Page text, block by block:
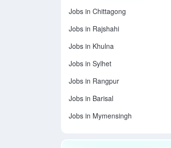
Jobs in Chittagong
Jobs in Rajshahi
Jobs in Khulna
Jobs in Sylhet
Jobs in Rangpur
Jobs in Barisal
Jobs in Mymensingh